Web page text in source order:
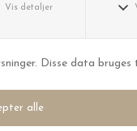
DKK 249,00